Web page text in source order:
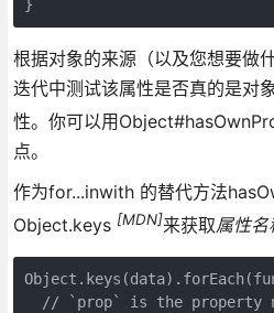
根据对象的来源（以及您想要做
迭代中测试该属性是否真的是对
性。你可以用
点。
作为for...inwith 的替代方法
Object.keys [MDN]来获取属性名
// `prop` is the property